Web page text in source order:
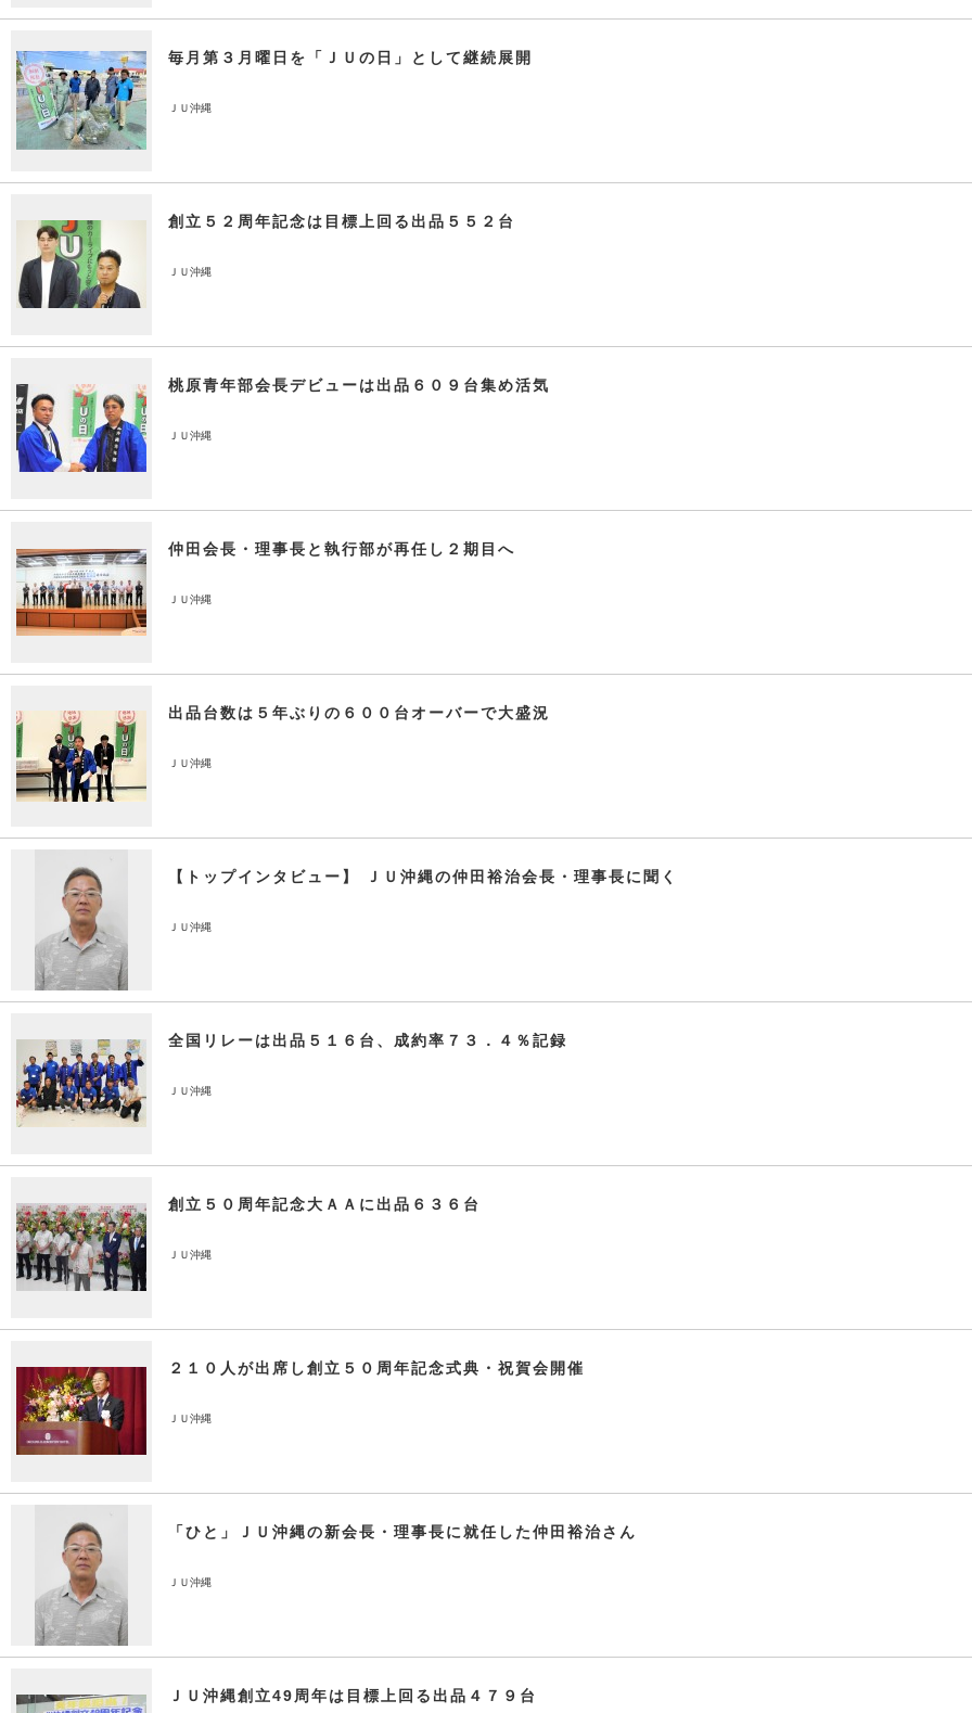
毎月第３月曜日を「ＪＵの日」として継続展開
ＪＵ沖縄
創立５２周年記念は目標上回る出品５５２台
ＪＵ沖縄
桃原青年部会長デビューは出品６０９台集め活気
ＪＵ沖縄
仲田会長・理事長と執行部が再任し２期目へ
ＪＵ沖縄
出品台数は５年ぶりの６００台オーバーで大盛況
ＪＵ沖縄
【トップインタビュー】 ＪＵ沖縄の仲田裕治会長・理事長に聞く
ＪＵ沖縄
全国リレーは出品５１６台、成約率７３．４％記録
ＪＵ沖縄
創立５０周年記念大ＡＡに出品６３６台
ＪＵ沖縄
２１０人が出席し創立５０周年記念式典・祝賀会開催
ＪＵ沖縄
「ひと」ＪＵ沖縄の新会長・理事長に就任した仲田裕治さん
ＪＵ沖縄
ＪＵ沖縄創立49周年は目標上回る出品４７９台